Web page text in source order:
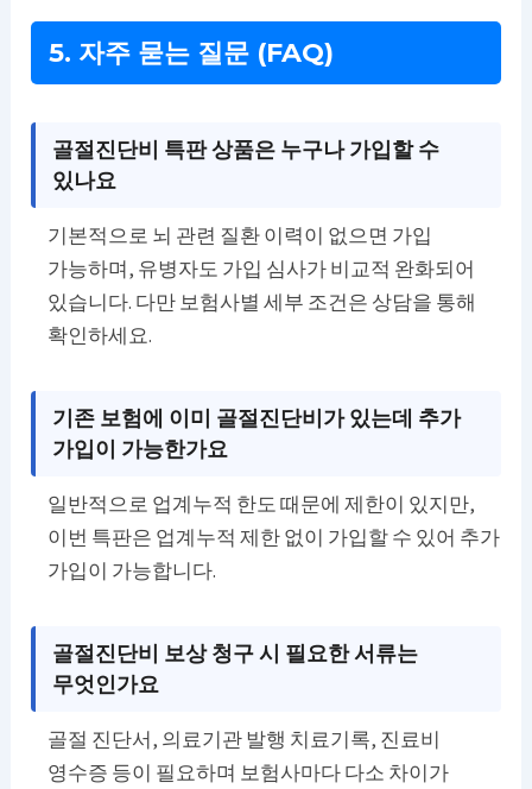
5. 자주 묻는 질문 (FAQ)
골절진단비 특판 상품은 누구나 가입할 수
있나요
기본적으로 뇌 관련 질환 이력이 없으면 가입
가능하며, 유병자도 가입 심사가 비교적 완화되어
있습니다. 다만 보험사별 세부 조건은 상담을 통해
확인하세요.
기존 보험에 이미 골절진단비가 있는데 추가
가입이 가능한가요
일반적으로 업계누적 한도 때문에 제한이 있지만,
이번 특판은 업계누적 제한 없이 가입할 수 있어 추가
가입이 가능합니다.
골절진단비 보상 청구 시 필요한 서류는
무엇인가요
골절 진단서, 의료기관 발행 치료기록, 진료비
영수증 등이 필요하며 보험사마다 다소 차이가